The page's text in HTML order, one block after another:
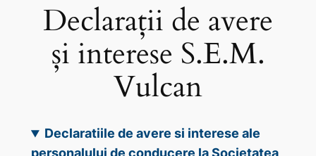
Declarații de avere
și interese S.E.M.
Vulcan
Declaratiile de avere si interese ale
personalului de conducere la Societatea